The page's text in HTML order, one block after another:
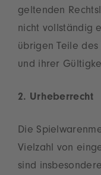
geltenden
nicht vollständig
übrigen Teile
und ihrer
2. Urheberrecht
Die
Vielzahl von
sind